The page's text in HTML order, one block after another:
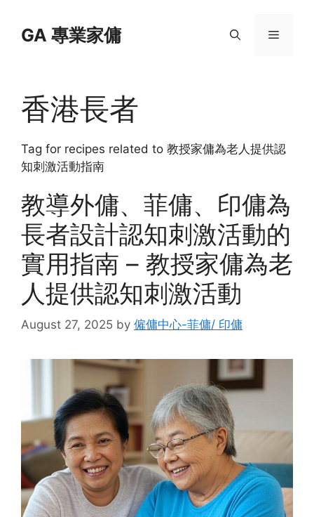
contentGA 專業家傭 Menu
香港長者
Tag for recipes related to 教授家傭為老人提供認
知刺激活動指南
教導外傭、菲傭、印傭為
長者設計認知刺激活動的
實用指南 – 教授家傭為老
人提供認知刺激活動
August 27, 2025 by 僱傭中心-菲傭/ 印傭